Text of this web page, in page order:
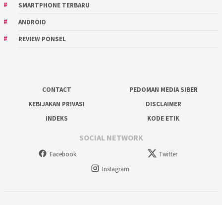
SMARTPHONE TERBARU
ANDROID
REVIEW PONSEL
CONTACT
PEDOMAN MEDIA SIBER
KEBIJAKAN PRIVASI
DISCLAIMER
INDEKS
KODE ETIK
SOCIAL NETWORK
Facebook
Twitter
Instagram